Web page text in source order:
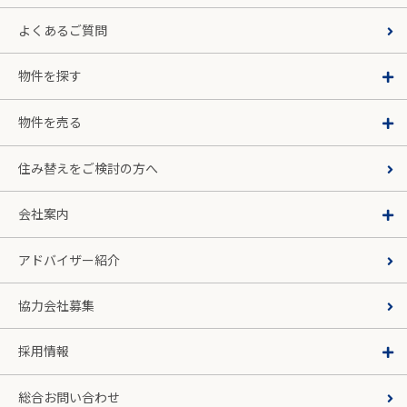
よくあるご質問
物件を探す
物件を売る
住み替えをご検討の方へ
会社案内
アドバイザー紹介
協力会社募集
採用情報
総合お問い合わせ